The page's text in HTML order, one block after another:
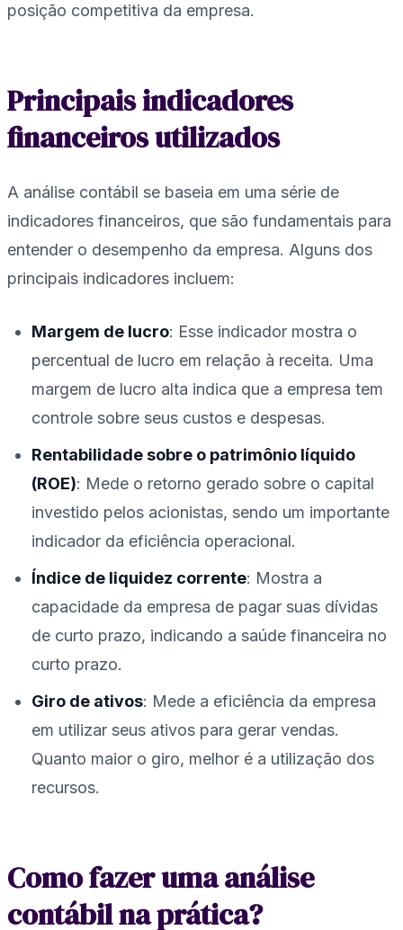
posição competitiva da empresa.
Principais indicadores
financeiros utilizados
A análise contábil se baseia em uma série de
indicadores financeiros, que são fundamentais para
entender o desempenho da empresa. Alguns dos
principais indicadores incluem:
Margem de lucro: Esse indicador mostra o
percentual de lucro em relação à receita. Uma
margem de lucro alta indica que a empresa tem
controle sobre seus custos e despesas.
Rentabilidade sobre o patrimônio líquido
(ROE): Mede o retorno gerado sobre o capital
investido pelos acionistas, sendo um importante
indicador da eficiência operacional.
Índice de liquidez corrente: Mostra a
capacidade da empresa de pagar suas dívidas
de curto prazo, indicando a saúde financeira no
curto prazo.
Giro de ativos: Mede a eficiência da empresa
em utilizar seus ativos para gerar vendas.
Quanto maior o giro, melhor é a utilização dos
recursos.
Como fazer uma análise
contábil na prática?